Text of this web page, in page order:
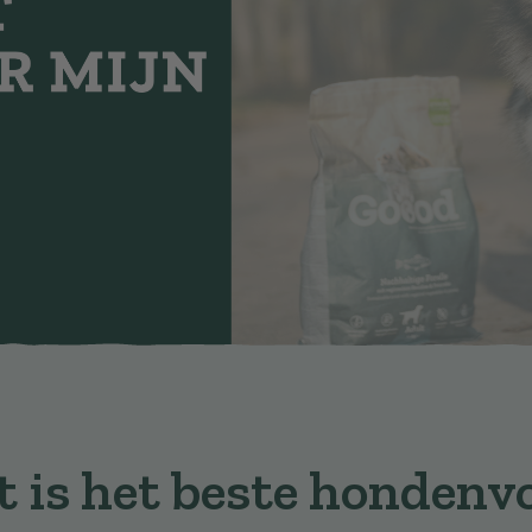
is het beste